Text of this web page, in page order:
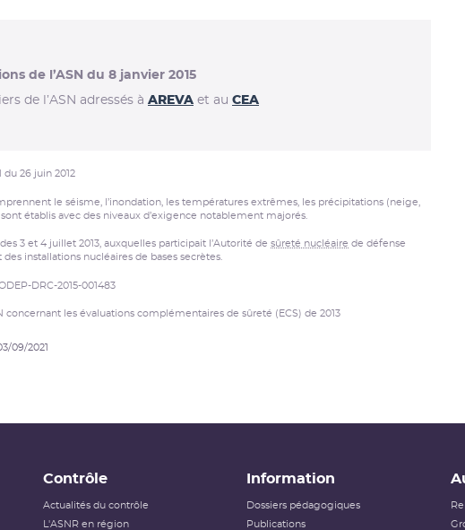
de l’ASN du 8 janvier 2015
de l’ASN adressés à AREVA et au CEA
du 26 juin 2012
le séisme, l’inondation, les températures extrêmes, les précipitations (neige,
établis avec des niveaux d’exigence notablement majorés.
3 et 4 juillet 2013, auxquelles participait l’Autorité de sûreté nucléaire de défense
installations nucléaires de bases secrètes.
DRC-2015-001483
concernant les évaluations complémentaires de sûreté (ECS) de 2013
09/2021
Contrôle
Actualités du contrôle
L'ASNR en région
Information
Dossiers pédagogiques
Publications